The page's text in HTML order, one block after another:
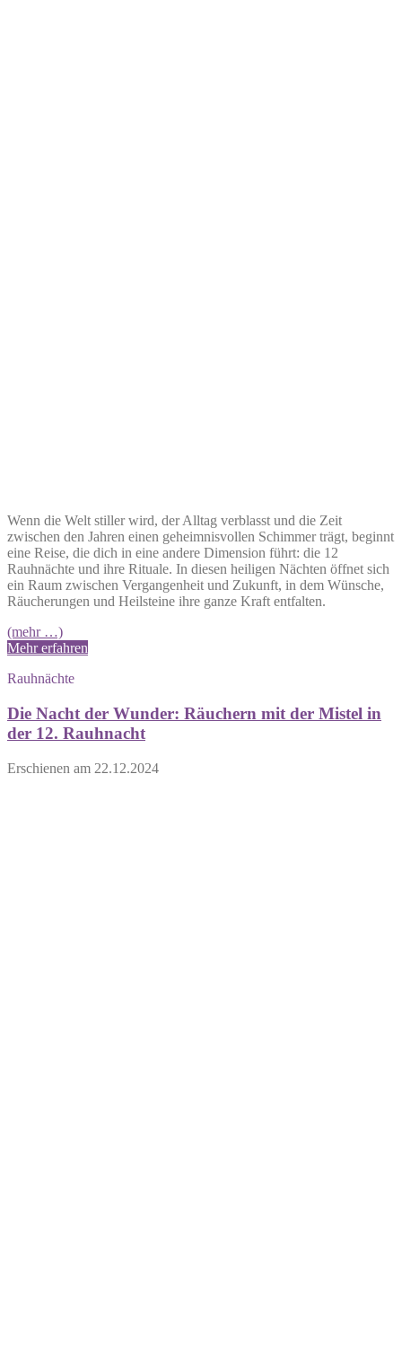
Wenn die Welt stiller wird, der Alltag verblasst und die Zeit
zwischen den Jahren einen geheimnisvollen Schimmer trägt, beginnt
eine Reise, die dich in eine andere Dimension führt: die 12
Rauhnächte und ihre Rituale. In diesen heiligen Nächten öffnet sich
ein Raum zwischen Vergangenheit und Zukunft, in dem Wünsche,
Räucherungen und Heilsteine ihre ganze Kraft entfalten.
(mehr …)
Mehr erfahren
Rauhnächte
Die Nacht der Wunder: Räuchern mit der Mistel in
der 12. Rauhnacht
Erschienen am 22.12.2024